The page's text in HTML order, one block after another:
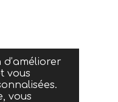
d’améliorer
vous
vous